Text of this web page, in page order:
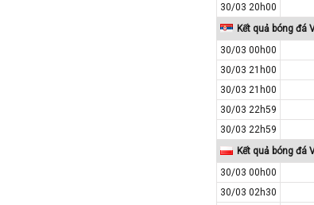
30/03 20h00
Kết quả bóng đá
30/03 00h00
30/03 21h00
30/03 21h00
30/03 22h59
30/03 22h59
Kết quả bóng đá
30/03 00h00
30/03 02h30